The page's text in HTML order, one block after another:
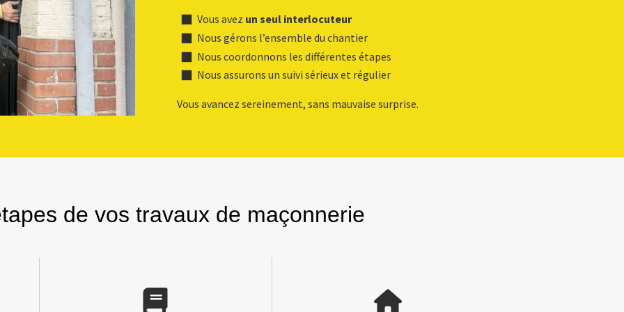
Vous avez un seul interlocuteur
Nous gérons l’ensemble du chantier
Nous coordonnons les différentes étapes
Nous assurons un suivi sérieux et régulier
Vous avancez sereinement, sans mauvaise surprise.
de vos travaux de maçonnerie